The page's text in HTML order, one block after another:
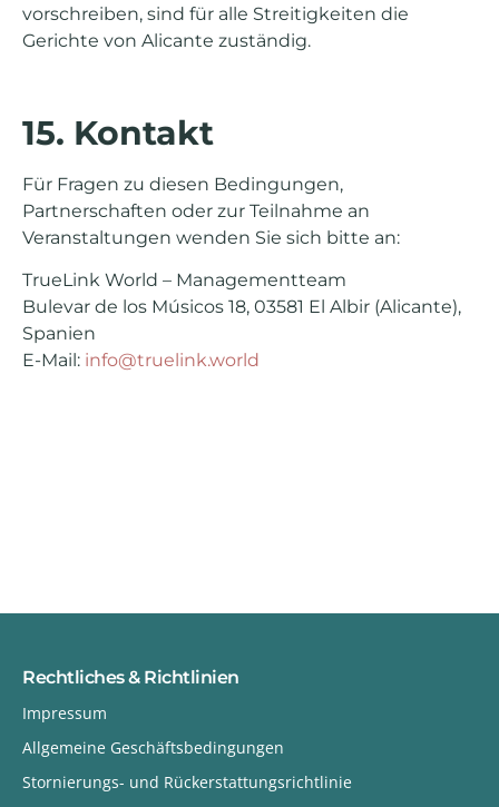
vorschreiben, sind für alle Streitigkeiten die
Gerichte von Alicante zuständig.
15. Kontakt
Für Fragen zu diesen Bedingungen,
Partnerschaften oder zur Teilnahme an
Veranstaltungen wenden Sie sich bitte an:
TrueLink World – Managementteam
Bulevar de los Músicos 18, 03581 El Albir (Alicante),
Spanien
E-Mail: info@truelink.world
Rechtliches & Richtlinien
Impressum
Allgemeine Geschäftsbedingungen
Stornierungs- und Rückerstattungsrichtlinie